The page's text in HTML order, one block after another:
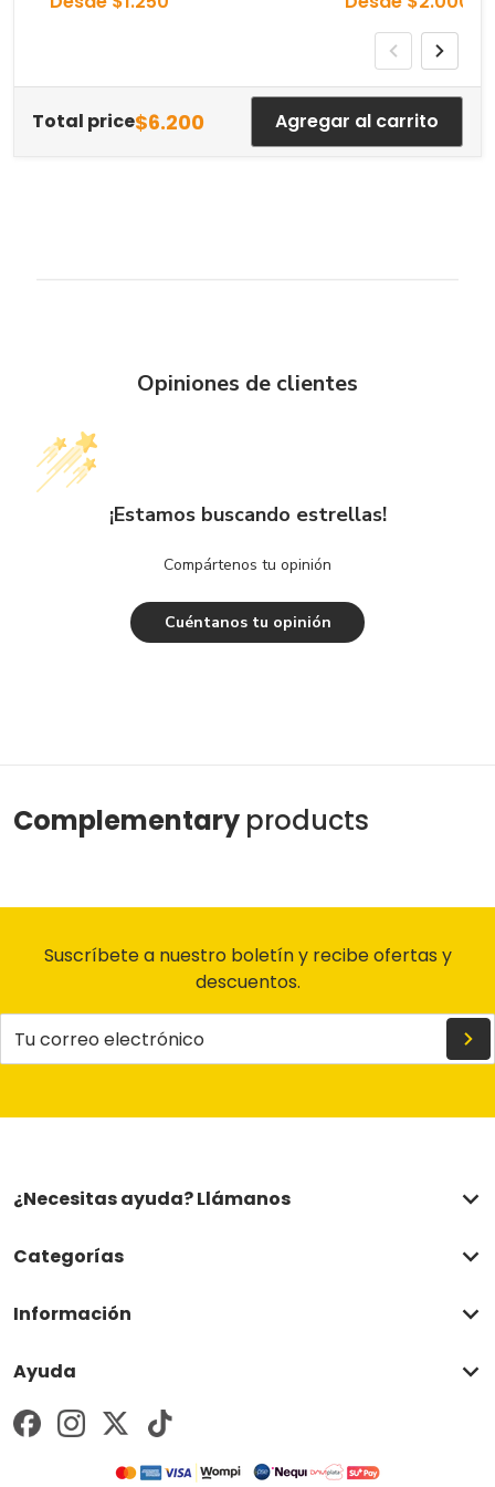
Total price$6.200 Agregar al carrito
Opiniones de clientes
¡Estamos buscando estrellas!
Compártenos tu opinión
Cuéntanos tu opinión
Complementary products
Suscríbete a nuestro boletín y recibe ofertas y
descuentos.
Tu correo electrónico
¿Necesitas ayuda? Llámanos
Categorías
Información
Ayuda
Métodos de pago